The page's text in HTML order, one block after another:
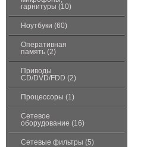
гарнитуры (10)
Ноутбуки (60)
Оперативная
память (2)
Приводы
CD/DVD/FDD (2)
Процессоры (1)
Сетевое
оборудование (16)
Сетевые фильтры (5)